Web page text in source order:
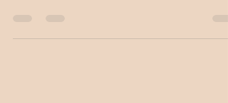
想要完完全全體驗在地風格～所以我們挑了